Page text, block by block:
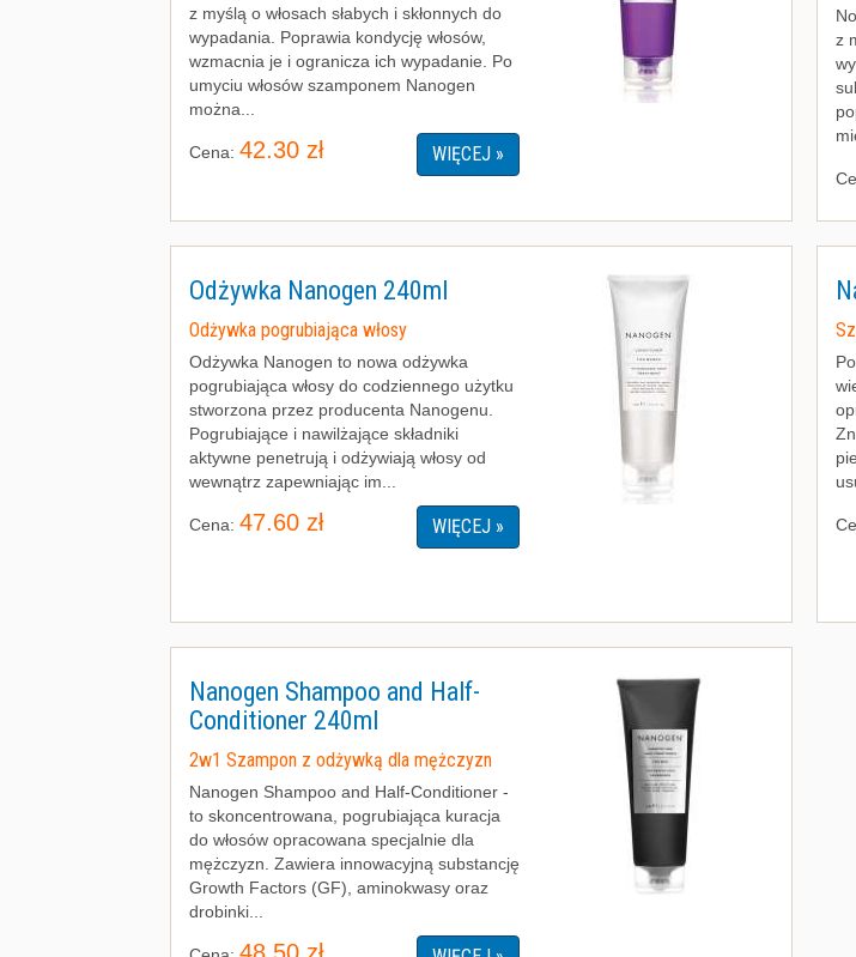
z myślą o włosach słabych i skłonnych do
wypadania. Poprawia kondycję włosów,
wzmacnia je i ogranicza ich wypadanie. Po
umyciu włosów szamponem Nanogen
można...
Cena: 42.30 zł WIĘCEJ »
z
Odżywka Nanogen 240ml
Odżywka pogrubiająca włosy
Odżywka Nanogen to nowa odżywka
pogrubiająca włosy do codziennego użytku
stworzona przez producenta Nanogenu.
Pogrubiające i nawilżające składniki
aktywne penetrują i odżywiają włosy od
wewnątrz zapewniając im...
Cena: 47.60 zł WIĘCEJ »
Nanogen Shampoo and Half-
Conditioner 240ml
2w1 Szampon z odżywką dla mężczyzn
Nanogen Shampoo and Half-Conditioner -
to skoncentrowana, pogrubiająca kuracja
do włosów opracowana specjalnie dla
mężczyzn. Zawiera innowacyjną substancję
Growth Factors (GF), aminokwasy oraz
drobinki...